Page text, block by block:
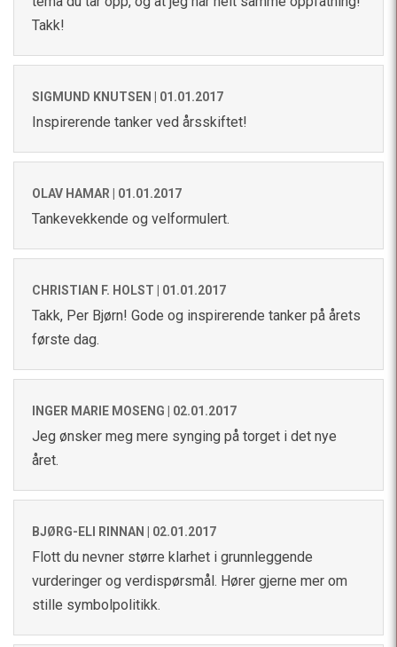
Takk!
SIGMUND KNUTSEN | 01.01.2017
Inspirerende tanker ved årsskiftet!
OLAV HAMAR | 01.01.2017
Tankevekkende og velformulert.
CHRISTIAN F. HOLST | 01.01.2017
Takk, Per Bjørn! Gode og inspirerende tanker på årets
første dag.
INGER MARIE MOSENG | 02.01.2017
Jeg ønsker meg mere synging på torget i det nye
året.
BJØRG-ELI RINNAN | 02.01.2017
Flott du nevner større klarhet i grunnleggende
vurderinger og verdispørsmål. Hører gjerne mer om
stille symbolpolitikk.